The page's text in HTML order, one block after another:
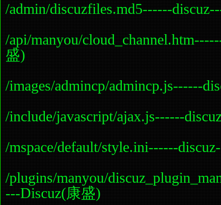
/admin/discuzfiles.md5------
/api/manyou/
盛)
/images/admincp/admincp.js------
/include/javascript/ajax.js------
/mspace/default/style.ini------
/plugins/manyou/
---Discuz(康盛)